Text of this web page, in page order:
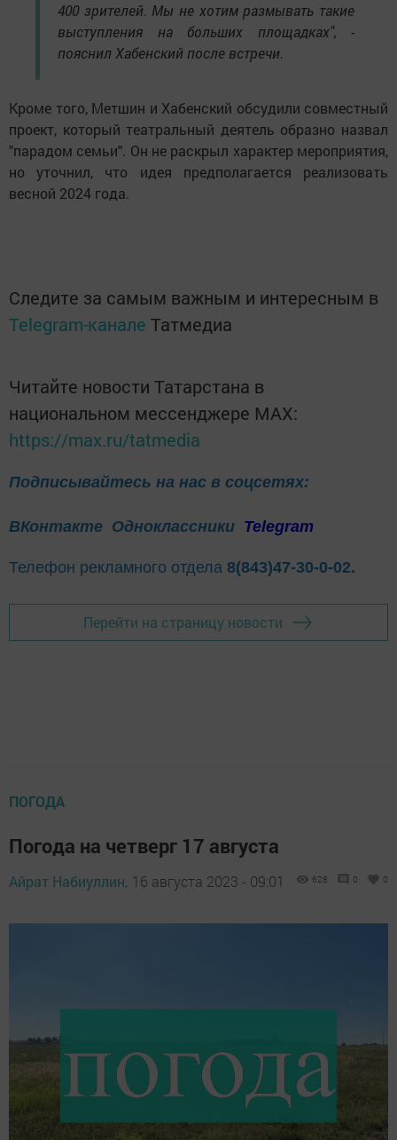
400 зрителей. Мы не хотим размывать такие
выступления на больших площадках", -
пояснил Хабенский после встречи.
Кроме того, Метшин и Хабенский обсудили совместный
проект, который театральный деятель образно назвал
"парадом семьи". Он не раскрыл характер мероприятия,
но уточнил, что идея предполагается реализовать
весной 2024 года.
Следите за самым важным и интересным в
Telegram-канале Татмедиа
Читайте новости Татарстана в
национальном мессенджере MАХ:
https://max.ru/tatmedia
Подписывайтесь на нас в соцсетях:
ВКонтакте Одноклассники Telegram
Телефон рекламного отдела 8(843)47-30-0-02.
Перейти на страницу новости
ПОГОДА
Погода на четверг 17 августа
Айрат Набиуллин, 16 августа 2023 - 09:01 628 0 0